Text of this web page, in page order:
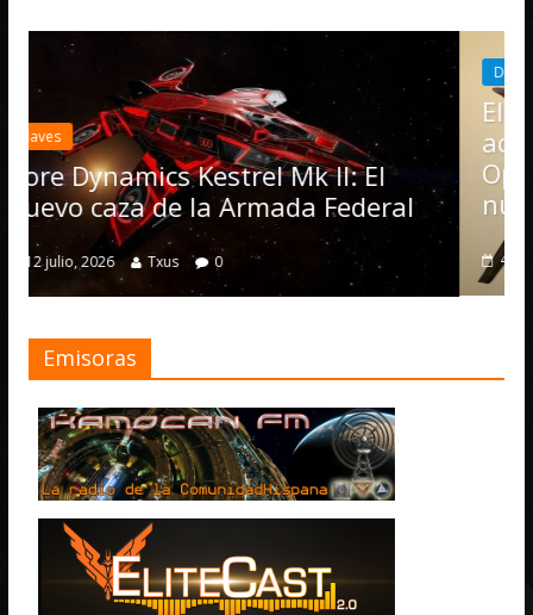
II: El
Federal
Desarrollo
Elite Dangerous recibe la
actualización 4.4.0: llegan las
Operations, el vehículo
numerosas mejoras
4 julio, 2026
Emisoras